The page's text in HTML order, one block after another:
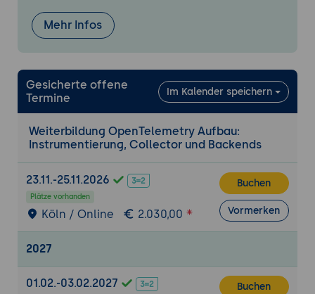
Übersetzer zwischen Legacy- und
modernen Formaten fungiert.
Endpunkte.
6.OTel Collector: Processors &
Transformation
Datenverarbeitung:Batching, Filtering und
Attribut-Manipulation.
Kostenkontrolle:Droppen von unwichtigen
Telemetriedaten vor dem Export.
Anreicherung:Dynamisches Hinzufügen
von Infrastruktur-Metadaten (K8s-Pod-
Name, Cloud-Region).
7.Sampling-Strategien: Head-based vs. Tail-
based
Mehr Infos
Gesicherte offene
Termine
Im Kalender speichern
Weiterbildung OpenTelemetry Aufbau:
Instrumentierung, Collector und Backends
23.11.-25.11.2026
Plätze vorhanden
Köln / Online 2.030,00
Buchen
Vormerken
2027
01.02.-03.02.2027 Buchen